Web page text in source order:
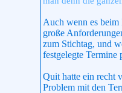
Auch wenn es
große
zum Stichtag, und
festgelegte
Quit hatte ein recht
Problem mit den